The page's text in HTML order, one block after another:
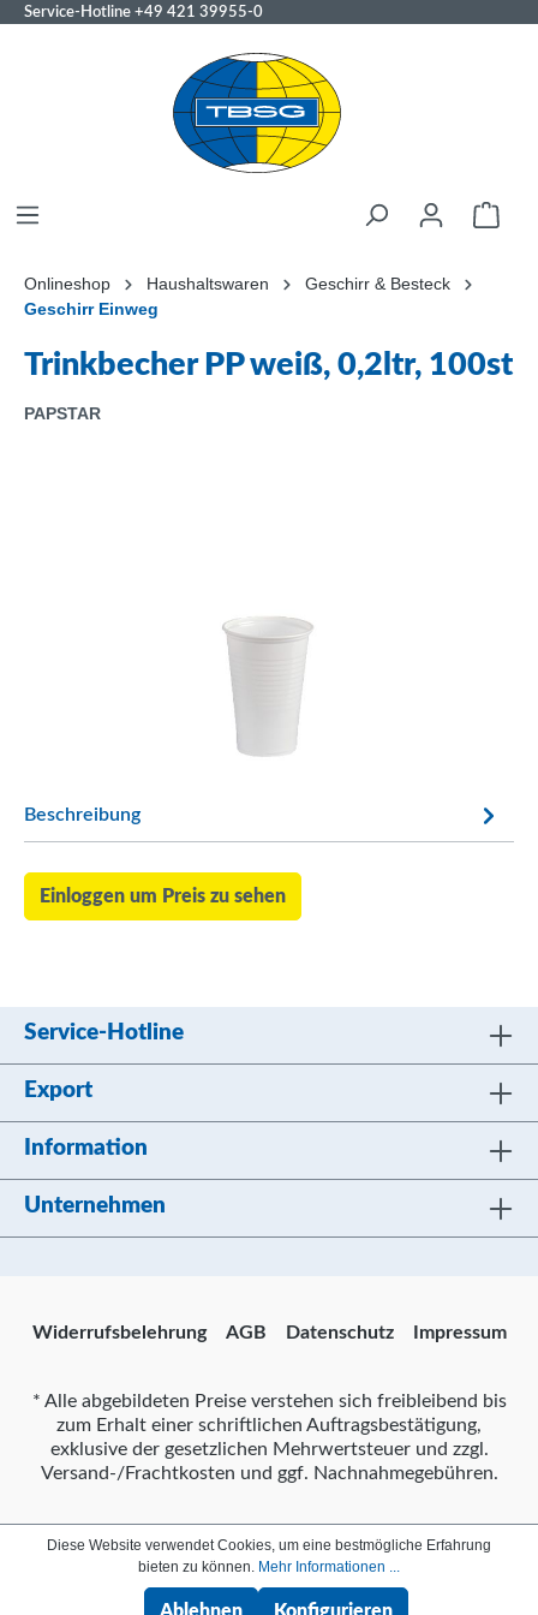
Service-Hotline +49 421 39955-0
Onlineshop Haushaltswaren
Geschirr & Besteck
Geschirr Einweg
Trinkbecher PP weiß, 0,2ltr, 100st
PAPSTAR
Beschreibung
Einloggen um Preis zu sehen
Service-Hotline
Export
Information
Unternehmen
Widerrufsbelehrung AGB Datenschutz Impressum
* Alle abgebildeten Preise verstehen sich freibleibend bis
zum Erhalt einer schriftlichen Auftragsbestätigung,
exklusive der gesetzlichen Mehrwertsteuer und zzgl.
Versand-/Frachtkosten und ggf. Nachnahmegebühren.
Diese Website verwendet Cookies, um eine bestmögliche Erfahrung
bieten zu können. Mehr Informationen ...